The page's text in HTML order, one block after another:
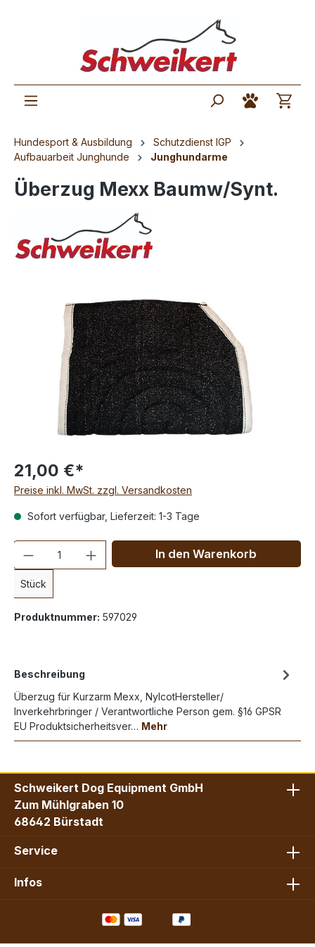
Hundesport & Ausbildung
Schutzdienst IGP
Aufbauarbeit Junghunde
Junghundarme
Überzug Mexx Baumw/Synt.
21,00 €*
Preise inkl. MwSt. zzgl. Versandkosten
Sofort verfügbar, Lieferzeit: 1-3 Tage
Anzahl
Stück
In den Warenkorb
Produktnummer: 597029
Beschreibung
Überzug für Kurzarm Mexx, NylcotHersteller/
Inverkehrbringer / Verantwortliche Person gem. §16 GPSR
EU Produktsicherheitsver… Mehr
Schweikert Dog Equipment GmbH
Zum Mühlgraben 10
68642 Bürstadt
Service
Infos